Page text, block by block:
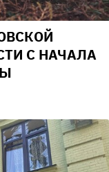
С НАЧАЛА